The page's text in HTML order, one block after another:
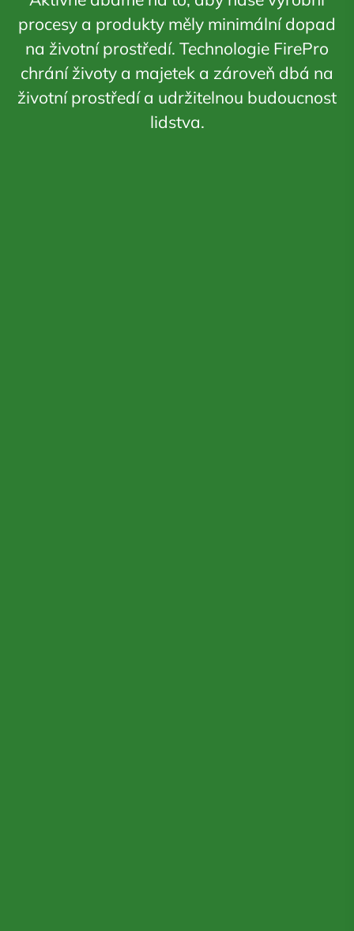
procesy a produkty měly minimální dopad
na životní prostředí. Technologie FirePro
chrání životy a majetek a zároveň dbá na
životní prostředí a udržitelnou budoucnost
lidstva.